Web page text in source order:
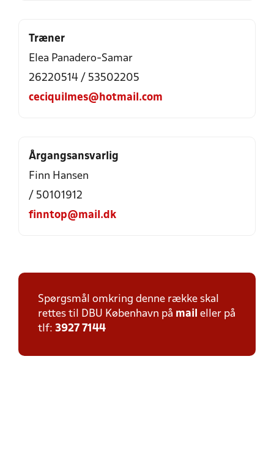
Træner
Elea Panadero-Samar
26220514 / 53502205
ceciquilmes@hotmail.com
Årgangsansvarlig
Finn Hansen
/ 50101912
finntop@mail.dk
Spørgsmål omkring denne række skal
rettes til DBU København på mail eller på
tlf: 3927 7144